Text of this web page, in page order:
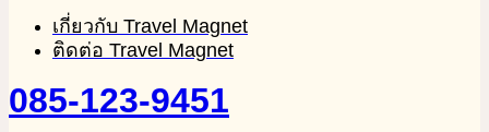
เกี่ยวกับ Travel Magnet
ติดต่อ Travel Magnet
085-123-9451